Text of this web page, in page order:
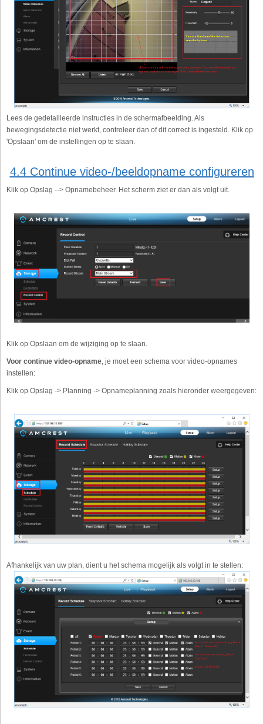
Lees de gedetailleerde instructies in de schermafbeelding. Als
bewegingsdetectie niet werkt, controleer dan of dit correct is ingesteld. Klik op
'Opslaan' om de instellingen op te slaan.
4.4 Continue video-/beeldopname configureren
Klik op Opslag --> Opnamebeheer. Het scherm ziet er dan als volgt uit.
Klik op Opslaan om de wijziging op te slaan.
Voor continue video-opname , je moet een schema voor video-opnames
instellen:
Klik op Opslag -> Planning -> Opnameplanning zoals hieronder weergegeven:
Afhankelijk van uw plan, dient u het schema mogelijk als volgt in te stellen: